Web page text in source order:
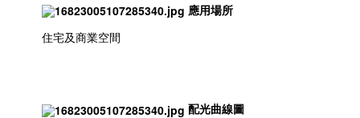
應用場所
住宅及商業空間
配光曲線圖